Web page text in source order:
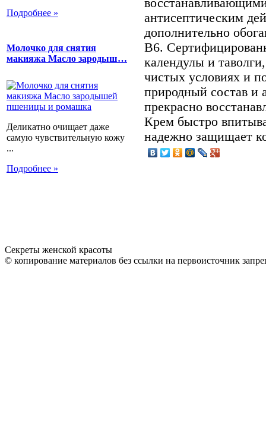
Подробнее »
Молочко для снятия
макияжа Масло зародыш…
Деликатно очищает даже
самую чувствительную кожу
...
Подробнее »
антисептическим
дополнительно
В6.
календулы и
чистых условиях и
природный состав и
прекрасно
Крем быстро
надежно защищает
Секреты женской красоты
© копирование материалов без ссылки на первоисточник